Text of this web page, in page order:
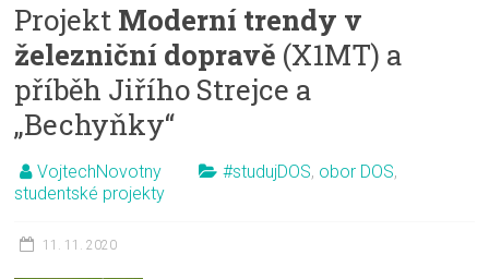
Projekt Moderní trendy v
železniční dopravě (X1MT) a
příběh Jiřího Strejce a
„Bechyňky“
VojtechNovotny #studujDOS, obor DOS,
studentské projekty
11. 11. 2020